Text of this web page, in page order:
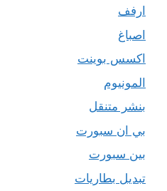
ارفف
اصباغ
اكسس بوينت
المونيوم
بنشر متنقل
بي ان سبورت
بين سبورت
تبديل بطاريات